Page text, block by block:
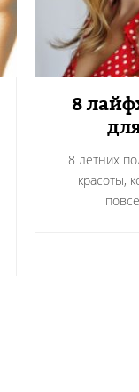
8
8 летних
красоты,